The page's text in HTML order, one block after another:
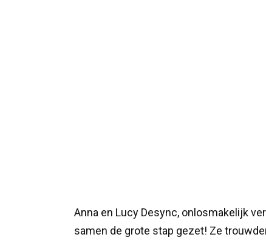
Anna en Lucy Desync, onlosmakelijk
samen de grote stap gezet! Ze